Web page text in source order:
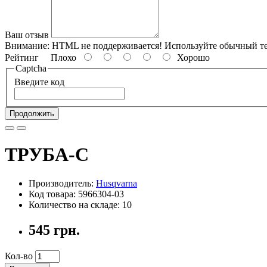
Ваш отзыв
Внимание: HTML не поддерживается! Используйте обычный
Рейтинг Плохо
Хорошо
Captcha
Введите код
Продолжить
ТРУБА-С
Производитель: Husqvarna
Код товара: 5966304-03
Количество на складе: 10
545 грн.
Кол-во